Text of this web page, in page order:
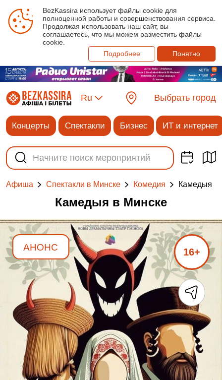
BezKassira использует файлы cookie для
полноценной работы и совершенствования сервиса.
Продолжая использовать наш сайт, вы
соглашаетесь, что мы можем разместить файлы
cookie.
Подробнее
Понятно
Ru Выбрать город
Концерты Спектакли Бизнес ИТ и интернет
Афиша Спектакли в Минске Комедия Камедыя
Камедыя в Минске
АНОНС 16+